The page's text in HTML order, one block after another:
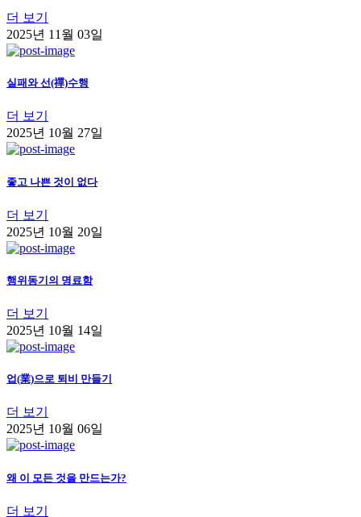
더 보기
2025년 11월 03일
실패와 선(禪)수행
더 보기
2025년 10월 27일
좋고 나쁜 것이 없다
더 보기
2025년 10월 20일
행위동기의 명료함
더 보기
2025년 10월 14일
업(業)으로 퇴비 만들기
더 보기
2025년 10월 06일
왜 이 모든 것을 만드는가?
더 보기